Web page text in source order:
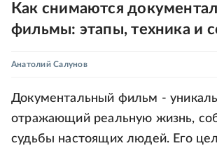
Как снимаются
фильмы: этапы, техника и
Анатолий Салунов
Документальный фильм -
отражающий реальную жизнь,
судьбы настоящих людей. Его